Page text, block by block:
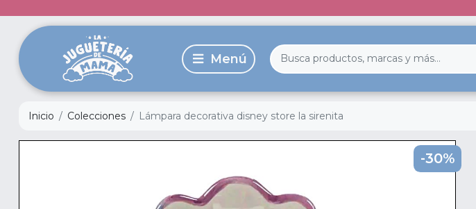
Inicio Colecciones Lámpara decorativa disney store la sirenita
-30%